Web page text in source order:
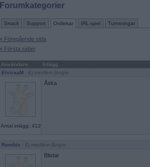
Forumkategorier
Snack Support Ordlekar IRL-spel Turneringar
« Föregående sida
« Första sidan
Användare
Inlägg
ElviraaM - Ej medlem längre
Antal inlägg: 412
Åska
Rombis - Ej medlem längre
Blixtar